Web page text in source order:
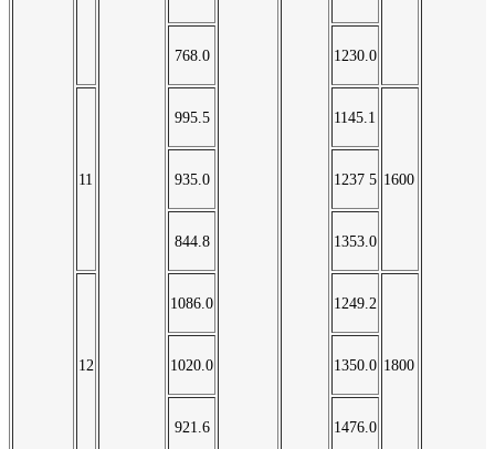
768.0 1230.0
11
995.5 1145.1
1600
935.0 1237 5
844.8 1353.0
12
1086.0 1249.2
1800
1020.0 1350.0
921.6 1476.0